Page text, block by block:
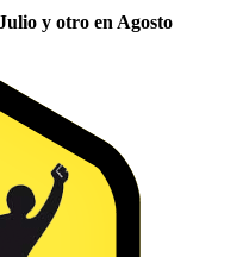
y otro en Agosto